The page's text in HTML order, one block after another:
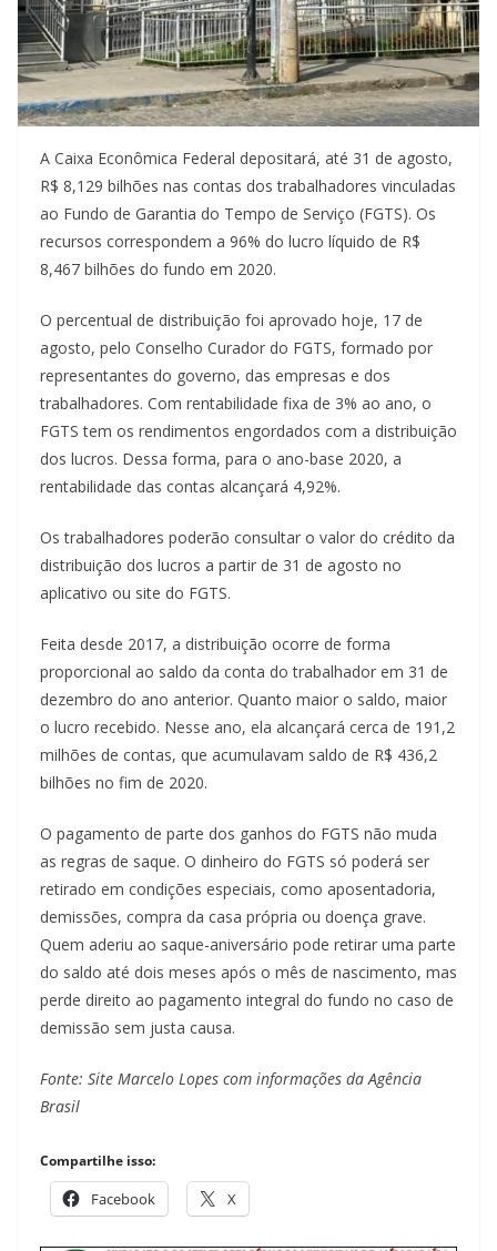
A Caixa Econômica Federal depositará, até 31 de agosto,
R$ 8,129 bilhões nas contas dos trabalhadores vinculadas
ao Fundo de Garantia do Tempo de Serviço (FGTS). Os
recursos correspondem a 96% do lucro líquido de R$
8,467 bilhões do fundo em 2020.
O percentual de distribuição foi aprovado hoje, 17 de
agosto, pelo Conselho Curador do FGTS, formado por
representantes do governo, das empresas e dos
trabalhadores. Com rentabilidade fixa de 3% ao ano, o
FGTS tem os rendimentos engordados com a distribuição
dos lucros. Dessa forma, para o ano-base 2020, a
rentabilidade das contas alcançará 4,92%.
Os trabalhadores poderão consultar o valor do crédito da
distribuição dos lucros a partir de 31 de agosto no
aplicativo ou site do FGTS.
Feita desde 2017, a distribuição ocorre de forma
proporcional ao saldo da conta do trabalhador em 31 de
dezembro do ano anterior. Quanto maior o saldo, maior
o lucro recebido. Nesse ano, ela alcançará cerca de 191,2
milhões de contas, que acumulavam saldo de R$ 436,2
bilhões no fim de 2020.
O pagamento de parte dos ganhos do FGTS não muda
as regras de saque. O dinheiro do FGTS só poderá ser
retirado em condições especiais, como aposentadoria,
demissões, compra da casa própria ou doença grave.
Quem aderiu ao saque-aniversário pode retirar uma parte
do saldo até dois meses após o mês de nascimento, mas
perde direito ao pagamento integral do fundo no caso de
demissão sem justa causa.
Fonte: Site Marcelo Lopes com informações da Agência
Brasil
Compartilhe isso:
Facebook X